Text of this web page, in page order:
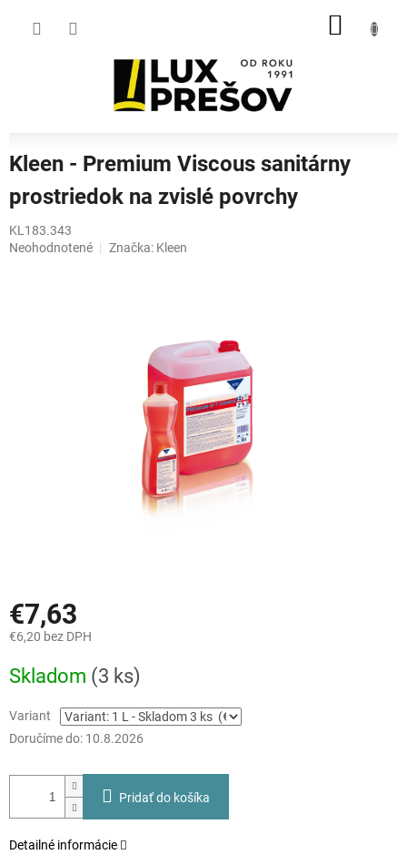
Kleen - Premium Viscous sanitárny
prostriedok na zvislé povrchy
KL183.343
Priemerné
Neohodnotené Značka: Kleen
€7,63
€6,20 bez DPH
cena:
Skladom (3 ks)
Variant
Doručíme do: 10.8.2026
Pridať do košíka
Detailné informácie